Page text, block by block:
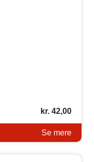
kr.42,00
Se mere